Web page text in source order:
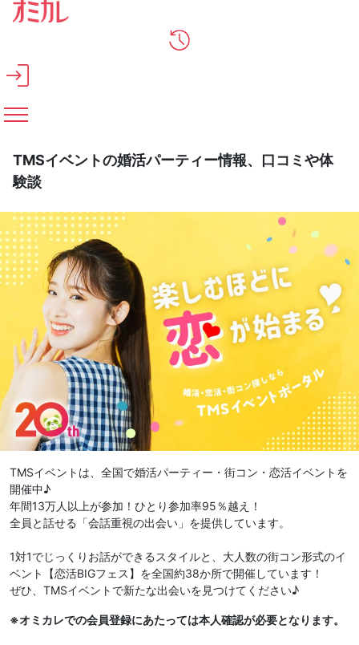
メインコンテンツへスキップ
TMSイベントの婚活パーティー情報、口コミや体
験談
TMSイベントは、全国で婚活パーティー・街コン・恋活イベントを
開催中♪
年間13万人以上が参加！ひとり参加率95％越え！
全員と話せる「会話重視の出会い」を提供しています。
1対1でじっくりお話ができるスタイルと、大人数の街コン形式のイ
ベント【恋活BIGフェス】を全国約38か所で開催しています！
ぜひ、TMSイベントで新たな出会いを見つけてください♪
※オミカレでの会員登録にあたっては本人確認が必要となります。